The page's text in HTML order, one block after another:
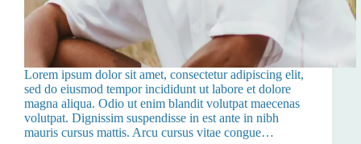
Lorem ipsum dolor sit amet, consectetur adipiscing elit,
sed do eiusmod tempor incididunt ut labore et dolore
magna aliqua. Odio ut enim blandit volutpat maecenas
volutpat. Dignissim suspendisse in est ante in nibh
mauris cursus mattis. Arcu cursus vitae congue…